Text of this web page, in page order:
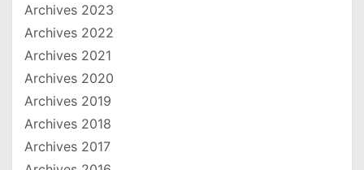
Archives 2023
Archives 2022
Archives 2021
Archives 2020
Archives 2019
Archives 2018
Archives 2017